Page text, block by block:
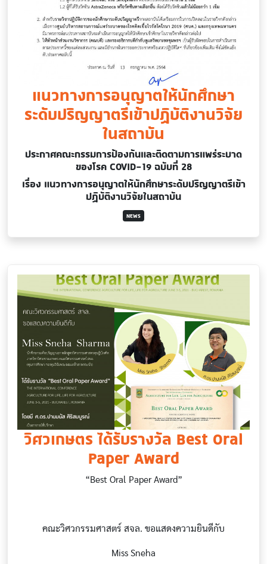
แนวทางการอนุญาตให้นักศึกษา
ระดับปริญญาตรีเข้าปฏิบัติงานวิจัย
ในสถาบัน
ประกาศคณะกรรมการป้องกันและติดตามการแพร่ระบาด
ของโรค COVID-19 ฉบับที่ 28
เรื่อง แนวทางการอนุญาตให้นักศึกษาระดับปริญญาตรีเข้า
ปฏิบัติงานวิจัยในสถาบัน
NEWS
วิศวเกษตร ได้รับรางวัล Best Oral
Paper Award
“Best Oral Paper Award”
คณะวิศวกรรมศาสตร์ สจล. ขอแสดงความยินดีกับ
Miss Sneha